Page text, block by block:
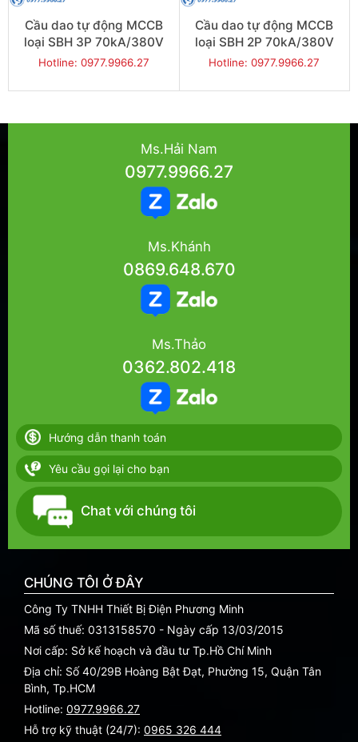
Cầu dao tự động MCCB
loại SBH 3P 70kA/380V
250A - Model
Hotline: 0977.9966.27
Cầu dao tự động MCCB
loại SBH 2P 70kA/380V
400A - Model
Hotline: 0977.9966.27
Ms.Hải Nam
0977.9966.27
Ms.Khánh
0869.648.670
Ms.Thảo
0362.802.418
Hướng dẫn thanh toán
Yêu cầu gọi lại cho bạn
Chat với chúng tôi
CHÚNG TÔI Ở ĐÂY
Công Ty TNHH Thiết Bị Điện Phương Minh
Mã số thuế: 0313158570 - Ngày cấp 13/03/2015
Nơi cấp: Sở kế hoạch và đầu tư Tp.Hồ Chí Minh
Địa chỉ: Số 40/29B Hoàng Bật Đạt, Phường 15, Quận Tân
Bình, Tp.HCM
Hotline: 0977.9966.27
Hỗ trợ kỹ thuật (24/7): 0965 326 444